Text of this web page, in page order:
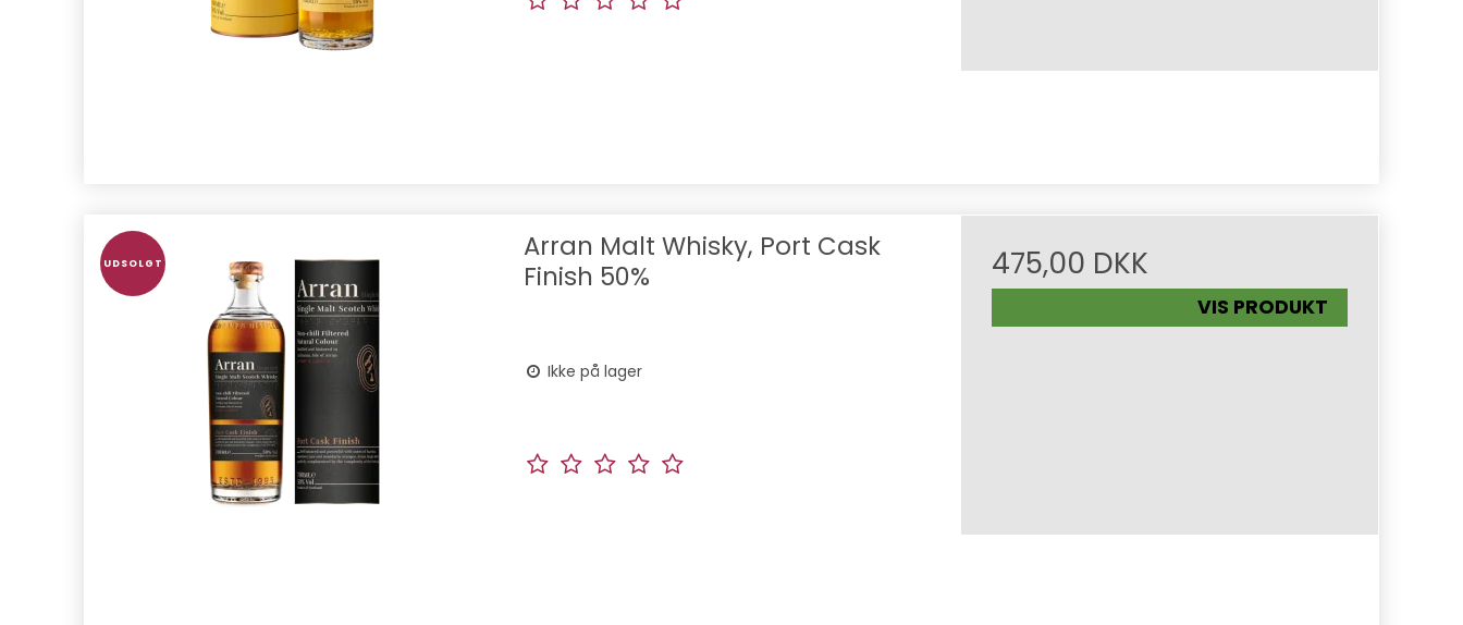
UDSOLGT
Arran Malt Whisky, Port Cask
Finish 50%
Ikke på lager
475,00 DKK
VIS PRODUKT